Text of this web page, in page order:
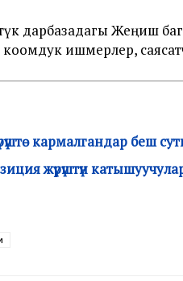
дарбазадагы Жеңиш
ишмерлер,
кармалгандар беш
жүрүштүн